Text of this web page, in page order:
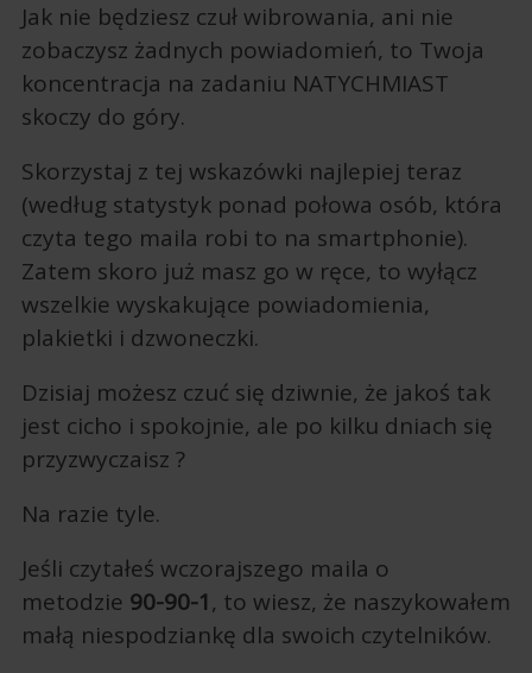
Jak nie będziesz czuł wibrowania, ani nie
zobaczysz żadnych powiadomień, to Twoja
koncentracja na zadaniu NATYCHMIAST
skoczy do góry.
Skorzystaj z tej wskazówki najlepiej teraz
(według statystyk ponad połowa osób, która
czyta tego maila robi to na smartphonie).
Zatem skoro już masz go w ręce, to wyłącz
wszelkie wyskakujące powiadomienia,
plakietki i dzwoneczki.
Dzisiaj możesz czuć się dziwnie, że jakoś tak
jest cicho i spokojnie, ale po kilku dniach się
przyzwyczaisz ?
Na razie tyle.
Jeśli czytałeś wczorajszego maila o
metodzie 90-90-1, to wiesz, że naszykowałem
małą niespodziankę dla swoich czytelników.